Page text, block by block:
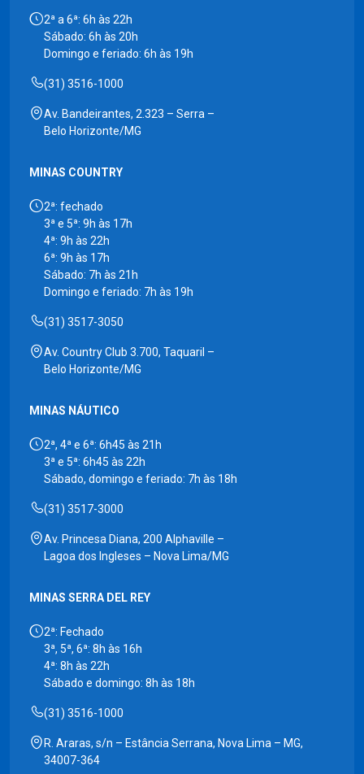
2ª a 6ª: 6h às 22h
Sábado: 6h às 20h
Domingo e feriado: 6h às 19h
(31) 3516-1000
Av. Bandeirantes, 2.323 – Serra –
Belo Horizonte/MG
MINAS COUNTRY
2ª: fechado
3ª e 5ª: 9h às 17h
4ª: 9h às 22h
6ª: 9h às 17h
Sábado: 7h às 21h
Domingo e feriado: 7h às 19h
(31) 3517-3050
Av. Country Club 3.700, Taquaril –
Belo Horizonte/MG
MINAS NÁUTICO
2ª, 4ª e 6ª: 6h45 às 21h
3ª e 5ª: 6h45 às 22h
Sábado, domingo e feriado: 7h às 18h
(31) 3517-3000
Av. Princesa Diana, 200 Alphaville –
Lagoa dos Ingleses – Nova Lima/MG
MINAS SERRA DEL REY
2ª: Fechado
3ª, 5ª, 6ª: 8h às 16h
4ª: 8h às 22h
Sábado e domingo: 8h às 18h
(31) 3516-1000
R. Araras, s/n – Estância Serrana, Nova Lima – MG,
34007-364